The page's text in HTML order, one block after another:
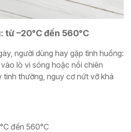
–20°C đến 560°C
người dùng hay gặp tình huống:
lò vi sóng hoặc nồi chiên
tinh thường, nguy cơ nứt vỡ khá
đến 560°C